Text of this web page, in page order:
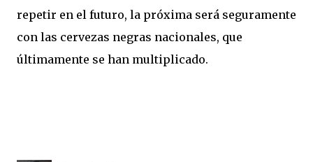
repetir en el futuro, la próxima será seguramente
con las cervezas negras nacionales, que
últimamente se han multiplicado.